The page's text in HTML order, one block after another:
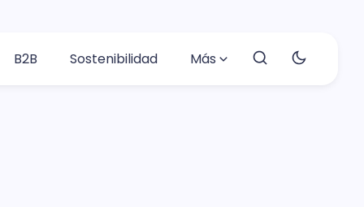
B2B Sostenibilidad Más